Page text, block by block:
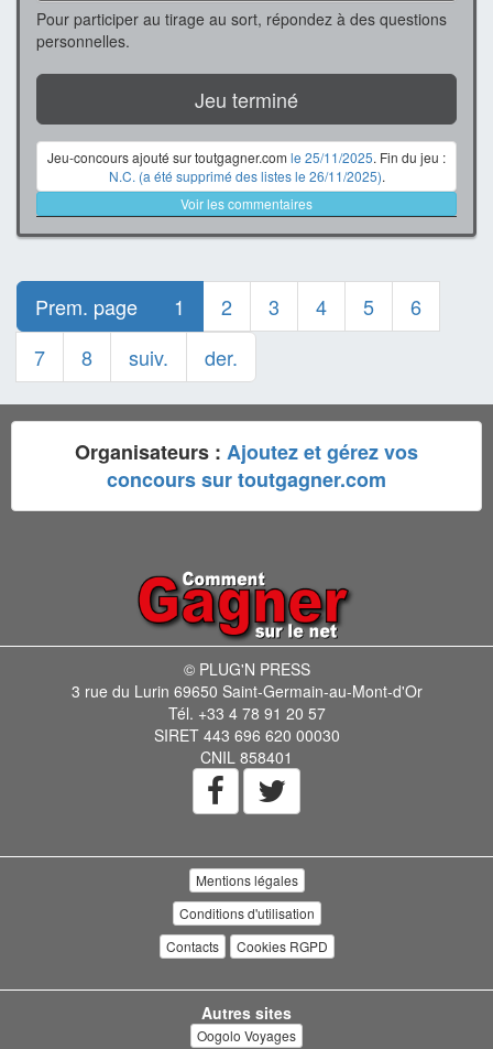
Pour participer au tirage au sort, répondez à des questions
personnelles.
Jeu terminé
Jeu-concours ajouté sur toutgagner.com le 25/11/2025. Fin du jeu :
N.C. (a été supprimé des listes le 26/11/2025).
Voir les commentaires
Prem. page 1 2 3 4 5
6
7
8 suiv. der.
Organisateurs : Ajoutez et gérez vos
concours sur toutgagner.com
© PLUG'N PRESS
3 rue du Lurin 69650 Saint-Germain-au-Mont-d'Or
Tél. +33 4 78 91 20 57
SIRET 443 696 620 00030
CNIL 858401
Mentions légales
Conditions d'utilisation
Contacts
Cookies RGPD
Autres sites
Oogolo Voyages